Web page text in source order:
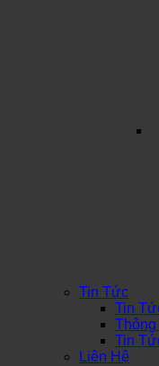
Tin Tức
Tin
Thông
Tin
Liên Hệ